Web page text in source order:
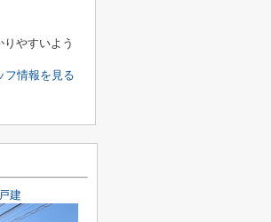
やすいよう
フ情報を見る
建